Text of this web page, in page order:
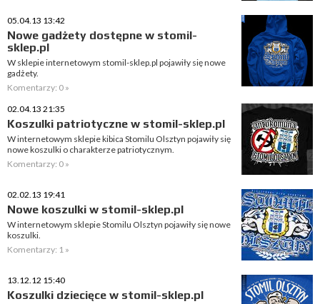
05.04.13 13:42
Nowe gadżety dostępne w stomil-
sklep.pl
W sklepie internetowym stomil-sklep.pl pojawiły się nowe
gadżety.
Komentarzy: 0 »
02.04.13 21:35
Koszulki patriotyczne w stomil-sklep.pl
W internetowym sklepie kibica Stomilu Olsztyn pojawiły się
nowe koszulki o charakterze patriotycznym.
Komentarzy: 0 »
02.02.13 19:41
Nowe koszulki w stomil-sklep.pl
W internetowym sklepie Stomilu Olsztyn pojawiły się nowe
koszulki.
Komentarzy: 1 »
13.12.12 15:40
Koszulki dziecięce w stomil-sklep.pl